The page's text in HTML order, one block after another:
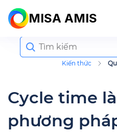
MISA AMIS
Kiến thức
Search
for:
Cycle time
phương